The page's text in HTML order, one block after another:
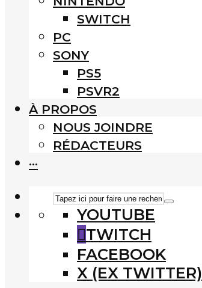
SWITCH
PC
SONY
PS5
PSVR2
À PROPOS
NOUS JOINDRE
RÉDACTEURS
···
YOUTUBE
TWITCH
FACEBOOK
X (EX TWITTER)